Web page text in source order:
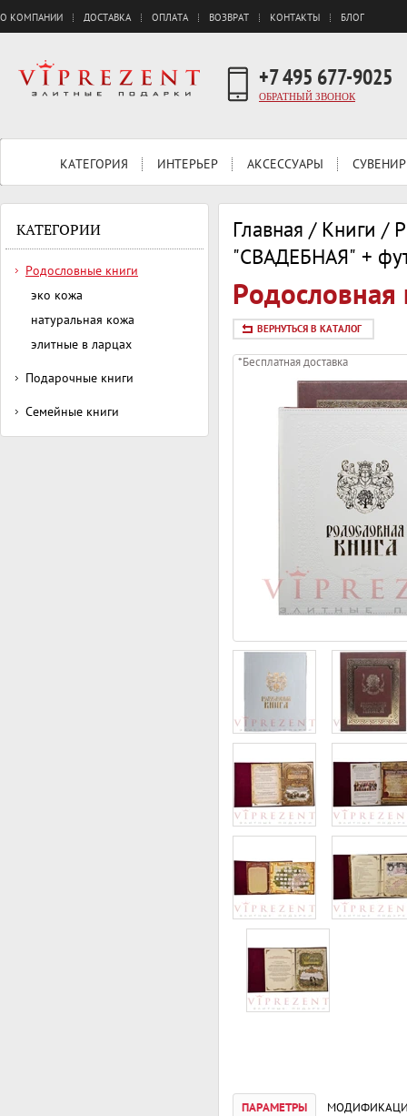
О КОМПАНИИ ДОСТАВКА ОПЛАТА ВОЗВРАТ КОНТАКТЫ БЛОГ
+7 495 677-9025
ОБРАТНЫЙ ЗВОНОК
КАТЕГОРИЯ ИНТЕРЬЕР АКСЕССУАРЫ
Главная / Книги /
"СВАДЕБНАЯ" +
ВЕРНУТЬСЯ В КАТАЛОГ
*Бесплатная доставка
ПАРАМЕТРЫ
КАТЕГОРИИ
Родословные книги
эко кожа
натуральная кожа
элитные в ларцах
Подарочные книги
Семейные книги